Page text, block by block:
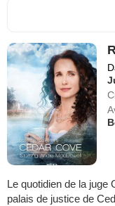
Le quotidien de la juge
palais de justice de